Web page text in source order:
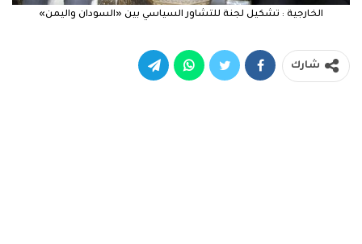
الخارجية : تشكيل لجنة للتشاور السياسي بين «السودان واليمن»
شارك